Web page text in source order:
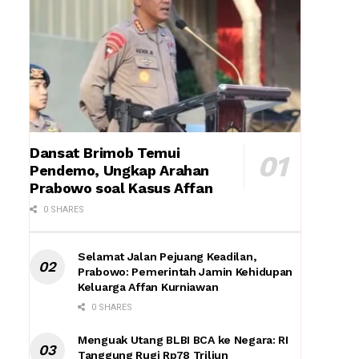
Dansat Brimob Temui
Pendemo, Ungkap Arahan
Prabowo soal Kasus Affan
0 SHARES
Selamat Jalan Pejuang Keadilan,
Prabowo: Pemerintah Jamin Kehidupan
Keluarga Affan Kurniawan
0 SHARES
Menguak Utang BLBI BCA ke Negara: RI
Tanggung Rugi Rp78 Triliun